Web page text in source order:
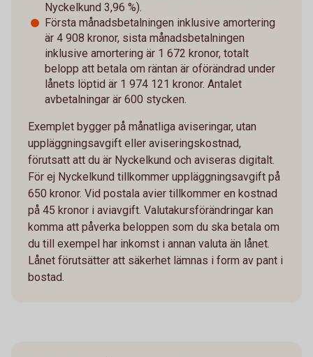
Nyckelkund 3,96 %).
Första månadsbetalningen inklusive amortering
är 4 908 kronor, sista månadsbetalningen
inklusive amortering är 1 672 kronor, totalt
belopp att betala om räntan är oförändrad under
lånets löptid är 1 974 121 kronor. Antalet
avbetalningar är 600 stycken.
Exemplet bygger på månatliga aviseringar, utan
uppläggningsavgift eller aviseringskostnad,
förutsatt att du är Nyckelkund och aviseras digitalt.
För ej Nyckelkund tillkommer uppläggningsavgift på
650 kronor. Vid postala avier tillkommer en kostnad
på 45 kronor i aviavgift. Valutakursförändringar kan
komma att påverka beloppen som du ska betala om
du till exempel har inkomst i annan valuta än lånet.
Lånet förutsätter att säkerhet lämnas i form av pant i
bostad.